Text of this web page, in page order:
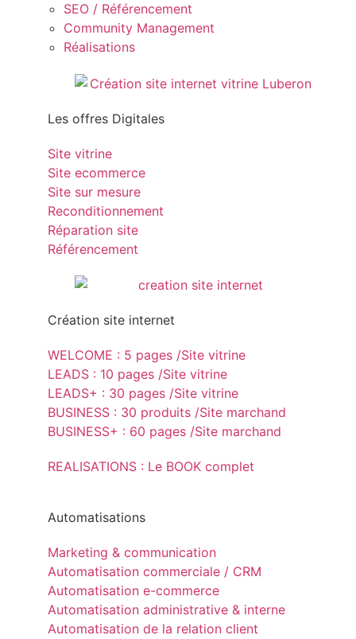
SEO / Référencement
Community Management
Réalisations
Les offres Digitales
Site vitrine
Site ecommerce
Site sur mesure
Reconditionnement
Réparation site
Référencement
Création site internet
WELCOME : 5 pages /Site vitrine
LEADS : 10 pages /Site vitrine
LEADS+ : 30 pages /Site vitrine
BUSINESS : 30 produits /Site marchand
BUSINESS+ : 60 pages /Site marchand
REALISATIONS : Le BOOK complet
Automatisations
Marketing & communication
Automatisation commerciale / CRM
Automatisation e-commerce
Automatisation administrative & interne
Automatisation de la relation client